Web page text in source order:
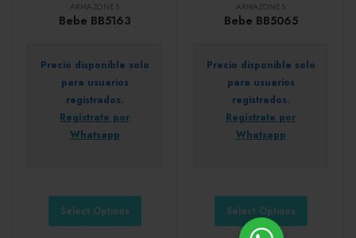
ARMAZONES
Bebe BB5163
Precio disponible solo
para usuarios
registrados.
Regístrate por
Whatsapp
Select Options
ARMAZONES
Bebe BB5065
Precio disponible solo
para usuarios
registrados.
Regístrate por
Whatsapp
Select Options